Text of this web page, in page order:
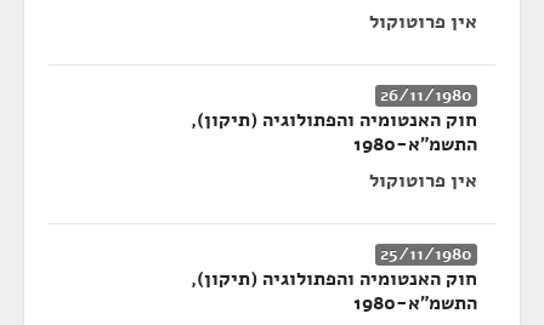
אין פרוטוקול
26/11/1980
חוק האנטומיה והפתולוגיה (תיקון),
התשמ"א-1980
אין פרוטוקול
25/11/1980
חוק האנטומיה והפתולוגיה (תיקון),
התשמ"א-1980